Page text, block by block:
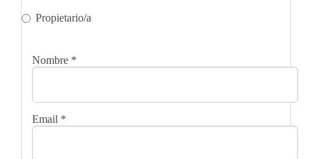
Propietario/a
Nombre *
Email *